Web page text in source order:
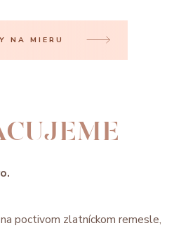
NA MIERU
poctivom zlatníckom remesle,